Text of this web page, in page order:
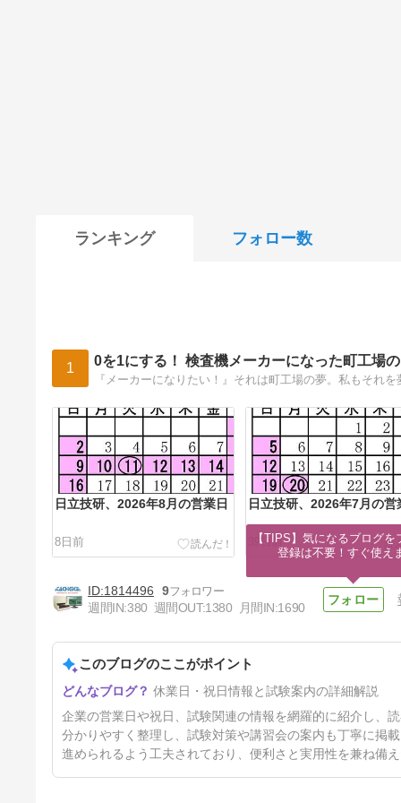
ランキング フォロー数
1 0を1にする！ 検査機メーカーになった町工場
日立技研、2026年8月の営業日
8日前
日立技研、2026年7月の営
39日前
日立技研、2026年4月の営業日
5ヶ月前
1814496
9
週間IN:380 週間OUT:1380 月間IN:1690
このブログのここがポイント
休業日・祝日情報と試験案内の詳細解説
企業の営業日や祝日、試験関連の情報を網羅的に紹介し、
分かりやすく整理し、試験対策や講習会の案内も丁寧に掲
進められるよう工夫されており、便利さと実用性を兼ね備
【TIPS】気になるブログを
登録は不要！すぐ使え